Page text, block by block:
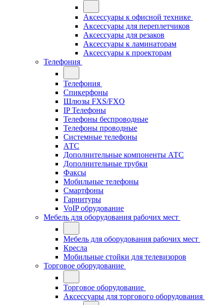
Аксессуары к офисной технике
Аксессуары для переплетчиков
Аксессуары для резаков
Аксессуары к ламинаторам
Аксессуары к проекторам
Телефония
Телефония
Спикерфоны
Шлюзы FXS/FXO
IP Телефоны
Телефоны беспроводные
Телефоны проводные
Системные телефоны
АТС
Дополнительные компоненты АТС
Дополнительные трубки
Факсы
Мобильные телефоны
Смартфоны
Гарнитуры
VoIP обрудование
Мебель для оборудования рабочих мест
Мебель для оборудования рабочих мест
Кресла
Мобильные стойки для телевизоров
Торговое оборудование
Торговое оборудование
Аксессуары для торгового оборудования